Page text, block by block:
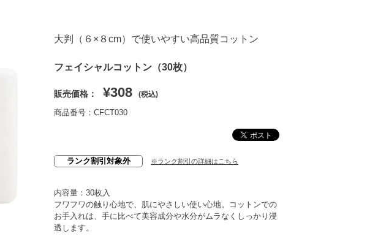
大判（６×８cm）で使いやすい高品質コットン
フェイシャルコットン（30枚）
販売価格： ¥308 (税込)
商品番号：CFCT030
ランク割引対象外 ※ランク割引の詳細はこちら
内容量：30枚入
フワフワの触り心地で、肌にやさしい使い心地。コットンでの
お手入れは、手に比べて美容成分や水分がムラなくしっかり浸
透します。